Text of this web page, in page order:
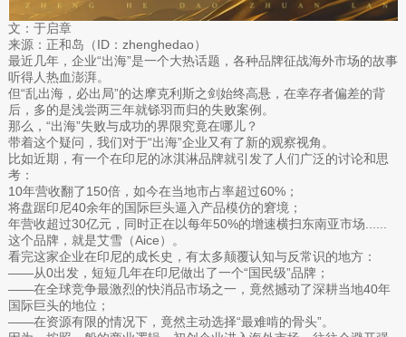
文：于启章
来源：正和岛（ID：zhenghedao）
最近几年，企业“出海”是一个大热话题，各种品牌征战海外市场的故事
听得人热血澎湃。
但“乱出海，必出局”的达摩克利斯之剑始终高悬，在幸存者偏差的背
后，多的是浅尝两三年就铩羽而归的失败案例。
那么，“出海”失败与成功的界限究竟在哪儿？
带着这个疑问，我们对于“出海”企业又有了新的观察视角。
比如近期，有一个在印尼的冰淇淋品牌就引发了人们广泛的讨论和思
考：
10年营收翻了150倍，如今在当地市占率超过60%；
将盘踞印尼40余年的国际巨头逼入产品模仿的窘境；
年营收超过30亿元，同时正在以每年50%的增速横扫东南亚市场......
这个品牌，就是艾雪（Aice）。
看完这家企业在印尼的成长史，有太多颠覆认知与反常识的地方：
——从0出发，短短几年在印尼做出了一个“国民级”品牌；
——在全球竞争最激烈的快消品市场之一，竟然撼动了深耕当地40年
国际巨头的地位；
——在资源有限的情况下，竟然主动选择“最难啃的骨头”。